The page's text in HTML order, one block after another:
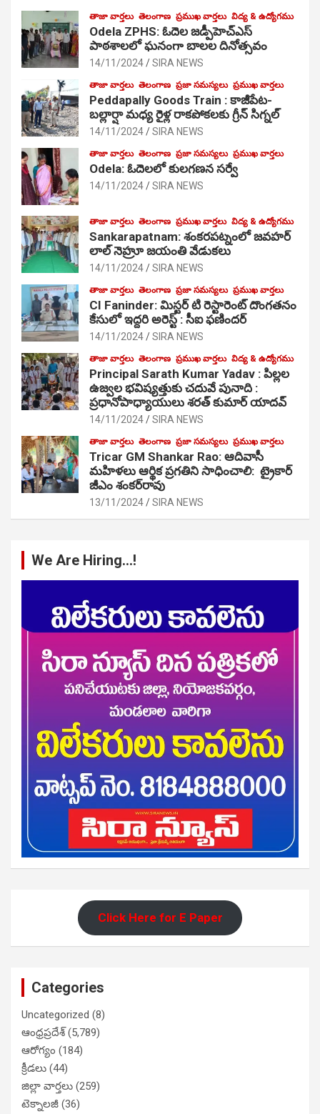
తాజా వార్తలు తెలంగాణ ప్రముఖ వార్తలు విద్య & ఉద్యోగము
Odela ZPHS: ఓదెల జ‌డ్పీహెచ్ఎస్
పాఠ‌శాల‌లో ఘనంగా బాలల దినోత్సవం
14/11/2024 SIRA NEWS
తాజా వార్తలు తెలంగాణ ప్రజా సమస్యలు ప్రముఖ వార్తలు
Peddapally Goods Train : కాజీపేట-
బల్లార్షా మధ్య రైళ్ల రాకపోకలకు గ్రీన్ సిగ్నల్
14/11/2024 SIRA NEWS
తాజా వార్తలు తెలంగాణ ప్రజా సమస్యలు ప్రముఖ వార్తలు
Odela: ఓదెలలో కులగణన సర్వే
14/11/2024 SIRA NEWS
తాజా వార్తలు తెలంగాణ ప్రముఖ వార్తలు విద్య & ఉద్యోగము
Sankarapatnam: శంకరపట్నంలో జవహర్
లాల్ నెహ్రూ జయంతి వేడుకలు
14/11/2024 SIRA NEWS
తాజా వార్తలు తెలంగాణ ప్రజా సమస్యలు ప్రముఖ వార్తలు
CI Faninder: మిస్టర్ టి రెస్టారెంట్ దొంగతనం
కేసులో ఇద్దరి అరెస్ట్ : సీఐ ఫణిందర్
14/11/2024 SIRA NEWS
తాజా వార్తలు తెలంగాణ ప్రముఖ వార్తలు విద్య & ఉద్యోగము
Principal Sarath Kumar Yadav : పిల్లల
ఉజ్వల భవిష్యత్తుకు చదువే పునాది :
ప్రధానోపాధ్యాయులు శరత్ కుమార్ యాదవ్
14/11/2024 SIRA NEWS
తాజా వార్తలు తెలంగాణ ప్రజా సమస్యలు ప్రముఖ వార్తలు
Tricar GM Shankar Rao: ఆదివాసీ
మహిళలు ఆర్థిక ప్రగతిని సాధించాలి: ట్రైకార్
జీఎం శంకర్‌రావు
13/11/2024 SIRA NEWS
We Are Hiring…!
Click Here for E Paper
Categories
Uncategorized (8)
ఆంధ్రప్రదేశ్(5,789)
ఆరోగ్యం (184)
క్రీడలు (44)
జిల్లా వార్తలు (259)
టెక్నాలజీ (36)